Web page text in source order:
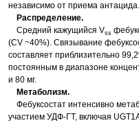
независимо от приема антацида.
Распределение.
Средний кажущийся Vss
(CV ~40%). Связывание
составляет приблизительно
постоянным в диапазоне
и 80 мг.
Метаболизм.
Фебуксостат интенсивно
участием УДФ-ГТ, включая